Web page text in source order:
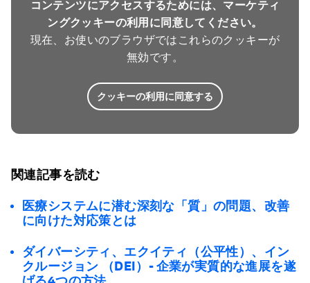
コンテンツにアクセスするためには、マーケティ
ングクッキーの利用に同意してください。
現在、お使いのブラウザではこれらのクッキーが
無効です。
クッキーの利用に同意する
関連記事を読む
医療システムに潜む深刻な「質」の問題、改善
に向けた対応策とは
ダイバーシティ、エクイティ（公平性）、イン
クルージョン （DEI）- 企業が実質的な進展を遂